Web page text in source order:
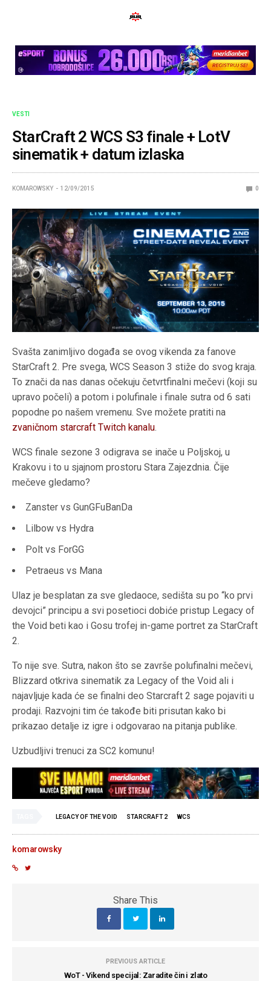
VESTI
StarCraft 2 WCS S3 finale + LotV
sinematik + datum izlaska
KOMAROWSKY 12/09/2015 0
Svašta zanimljivo događa se ovog vikenda za fanove
StarCraft 2. Pre svega, WCS Season 3 stiže do svog kraja.
To znači da nas danas očekuju četvrtfinalni mečevi (koji su
upravo počeli) a potom i polufinale i finale sutra od 6 sati
popodne po našem vremenu. Sve možete pratiti na
zvaničnom starcraft Twitch kanalu.
WCS finale sezone 3 odigrava se inače u Poljskoj, u
Krakovu i to u sjajnom prostoru Stara Zajezdnia. Čije
mečeve gledamo?
Zanster vs GunGFuBanDa
Lilbow vs Hydra
Polt vs ForGG
Petraeus vs Mana
Ulaz je besplatan za sve gledaoce, sedišta su po “ko prvi
devojci” principu a svi posetioci dobiće pristup Legacy of
the Void beti kao i Gosu trofej in-game portret za StarCraft
2.
To nije sve. Sutra, nakon što se završe polufinalni mečevi,
Blizzard otkriva sinematik za Legacy of the Void ali i
najavljuje kada će se finalni deo Starcraft 2 sage pojaviti u
prodaji. Razvojni tim će takođe biti prisutan kako bi
prikazao detalje iz igre i odgovarao na pitanja publike.
Uzbudljivi trenuci za SC2 komunu!
LEGACY OF THE VOID STARCRAFT 2 WCS
komarowsky
Share This
PREVIOUS ARTICLE
WoT - Vikend specijal: Zaradite čin i zlato